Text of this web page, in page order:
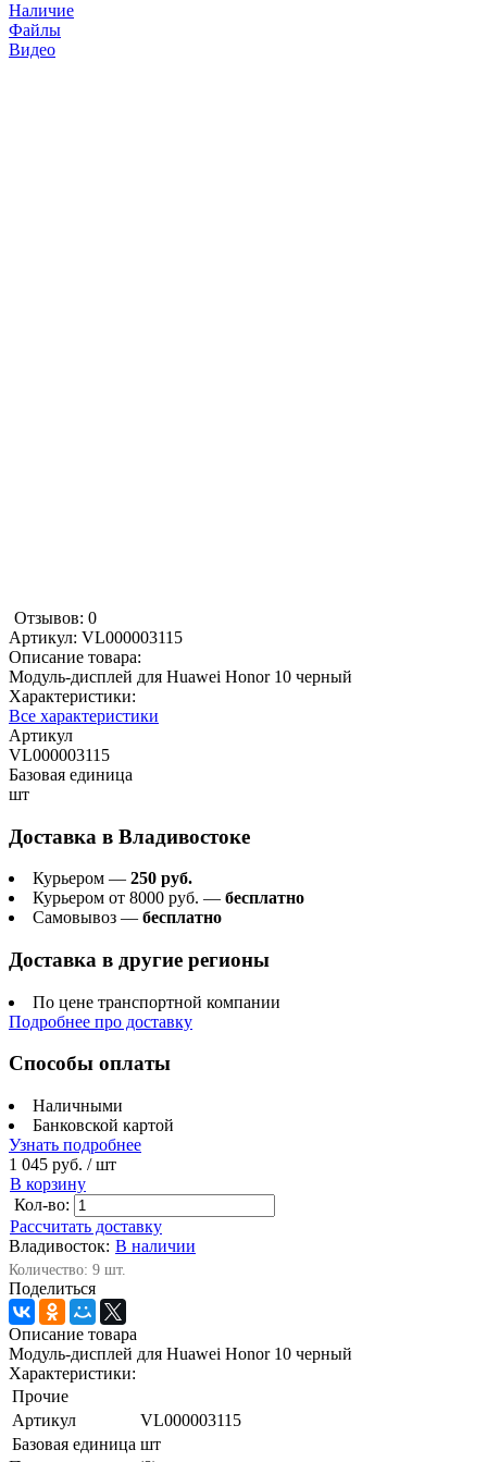
Наличие
Файлы
Видео
Отзывов: 0
Артикул: VL000003115
Описание товара:
Модуль-дисплей для Huawei Honor 10 черный
Характеристики:
Все характеристики
Артикул
VL000003115
Базовая единица
шт
Доставка в Владивостоке
Курьером — 250 руб.
Курьером от 8000 руб. — бесплатно
Самовывоз — бесплатно
Доставка в другие регионы
По цене транспортной компании
Подробнее про доставку
Способы оплаты
Наличными
Банковской картой
Узнать подробнее
1 045 руб. / шт
В корзину
Кол-во:
Рассчитать доставку
Владивосток: В наличии
Количество: 9 шт.
Поделиться
Описание товара
Модуль-дисплей для Huawei Honor 10 черный
Характеристики:
Прочие
Артикул
VL000003115
Базовая единица шт